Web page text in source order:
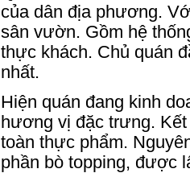
của dân địa phương.
sân vườn. Gồm hệ
thực khách. Chủ quán
nhất.
Hiện quán đang kinh
hương vị đặc trưng.
toàn thực phẩm.
phần bò topping, được